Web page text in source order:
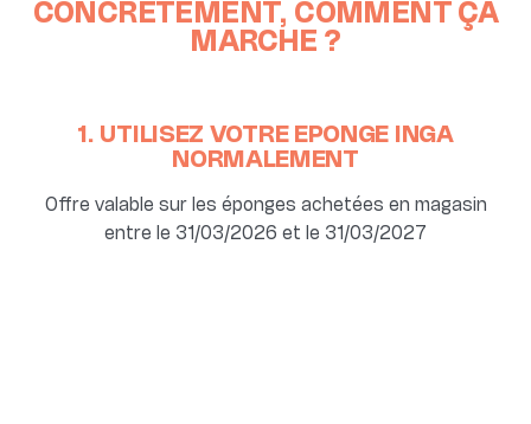
CONCRÈTEMENT, COMMENT ÇA
MARCHE ?
1. UTILISEZ VOTRE ÉPONGE INGA
NORMALEMENT
Offre valable sur les éponges achetées en magasin
entre le 31/03/2026 et le 31/03/2027